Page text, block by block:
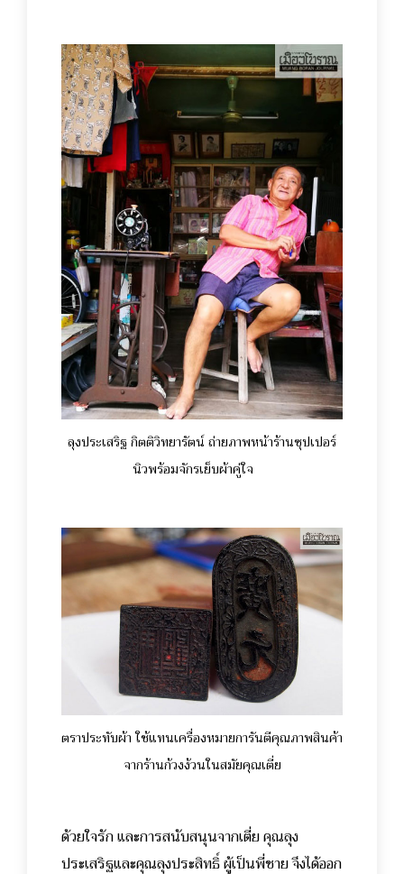
ลุงประเสริฐ กิตติวิทยารัตน์ ถ่ายภาพหน้าร้านซุปเปอร์
นิวพร้อมจักรเย็บผ้าคู่ใจ
ตราประทับผ้า ใช้แทนเครื่องหมายการันตีคุณภาพสินค้า
จากร้านก้วงง้วนในสมัยคุณเตี่ย
ด้วยใจรัก และการสนับสนุนจากเตี่ย คุณลุง
ประเสริฐและคุณลุงประสิทธิ์ ผู้เป็นพี่ชาย จึงได้ออก